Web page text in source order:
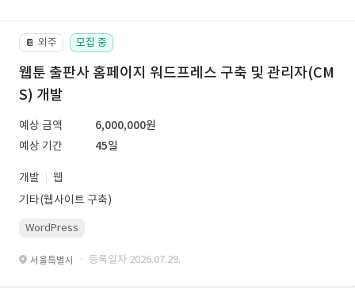
📔 외주 모집 중
웹툰 출판사 홈페이지 워드프레스 구축 및 관리자(CM
S) 개발
예상 금액
6,000,000원
예상 기간
45일
개발
웹
기타(웹사이트 구축)
WordPress
서울특별시 · 등록일자 2026.07.29.